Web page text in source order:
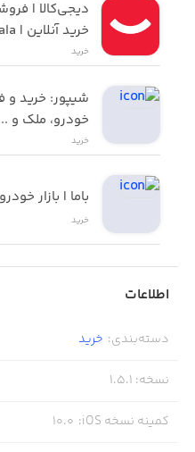
خرید آنلاین | Digikala
خرید
خودرو، ملک و
خرید
باما | بازار خودرو
خرید
اطلاعات
دسته‌بندی: خرید
نسخه:
1.5.1
کمینه نسخه iOS :
10.0